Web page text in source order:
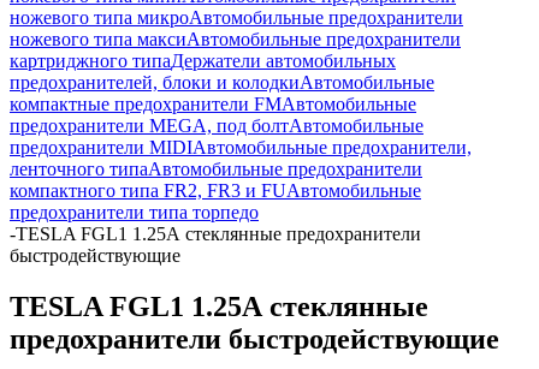
ножевого типа микроАвтомобильные предохранители
ножевого типа максиАвтомобильные предохранители
картриджного типаДержатели автомобильных
предохранителей, блоки и колодкиАвтомобильные
компактные предохранители FMАвтомобильные
предохранители MEGA, под болтАвтомобильные
предохранители MIDIАвтомобильные предохранители,
ленточного типаАвтомобильные предохранители
компактного типа FR2, FR3 и FUАвтомобильные
предохранители типа торпедо
-TESLA FGL1 1.25А стеклянные предохранители
быстродействующие
TESLA FGL1 1.25А стеклянные
предохранители быстродействующие